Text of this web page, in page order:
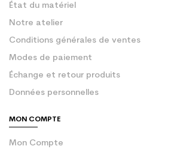
État du matériel
Notre atelier
Conditions générales de ventes
Modes de paiement
Échange et retour produits
Données personnelles
MON COMPTE
Mon Compte